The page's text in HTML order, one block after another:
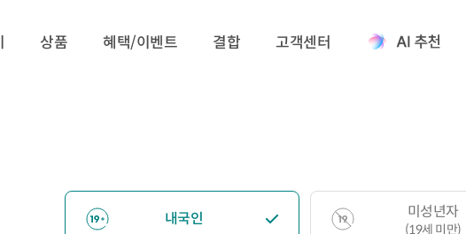
상품 혜택/이벤트 결합 고객센터
내국인 미성년자
(19세 미만)